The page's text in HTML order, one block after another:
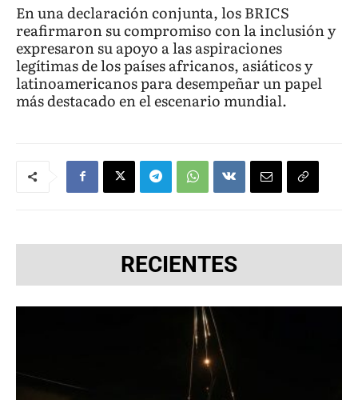
En una declaración conjunta, los BRICS
reafirmaron su compromiso con la inclusión y
expresaron su apoyo a las aspiraciones
legítimas de los países africanos, asiáticos y
latinoamericanos para desempeñar un papel
más destacado en el escenario mundial.
RECIENTES